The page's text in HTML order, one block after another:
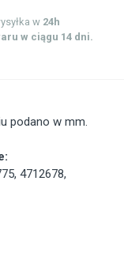
w 24h
w ciągu 14 dni.
podano w mm.
, 4712678,